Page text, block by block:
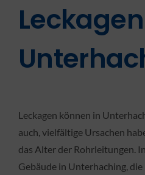
Leckagen können in
auch, vielfältige Ursachen
das Alter der Rohrleitungen.
Gebäude in Unterhaching,